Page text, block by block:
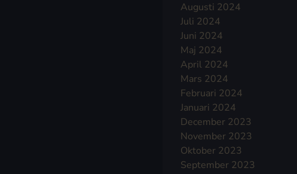
Augusti 2024
Juli 2024
Juni 2024
Maj 2024
April 2024
Mars 2024
Februari 2024
Januari 2024
December 2023
November 2023
Oktober 2023
September 2023